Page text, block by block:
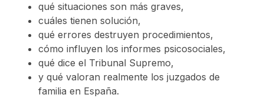
qué situaciones son más graves,
cuáles tienen solución,
qué errores destruyen procedimientos,
cómo influyen los informes psicosociales,
qué dice el Tribunal Supremo,
y qué valoran realmente los juzgados de
familia en España.